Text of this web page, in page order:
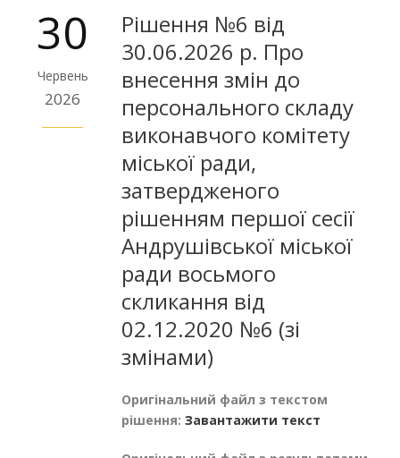
30
Червень
2026
Рішення №6 від
30.06.2026 р. Про
внесення змін до
персонального складу
виконавчого комітету
міської ради,
затвердженого
рішенням першої сесії
Андрушівської міської
ради восьмого
скликання від
02.12.2020 №6 (зі
змінами)
Оригінальний файл з текстом
рішення: Завантажити текст